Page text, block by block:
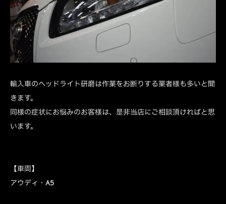
輸入車のヘッドライト研磨は作業をお断りする業者様も多いと聞
きます。
同様の症状にお悩みのお客様は、是非当店にご相談頂ければと思
います。
【車両】
アウディ・A5